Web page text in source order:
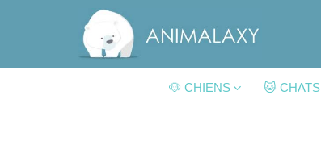
🐶 CHIENS 🐱 CHATS